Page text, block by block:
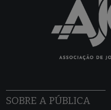
SOBRE A PÚBLICA